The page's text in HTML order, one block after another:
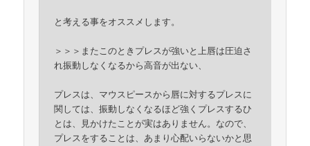
と考える事をオススメします。
＞＞＞またこのときプレスが強いと上唇は圧迫さ
れ振動しなくなるから高音が出ない、
プレスは、マウスピースから唇に対するプレスに
関しては、振動しなくなるほど強くプレスするひ
とは、見かけたことが実はありません。なので、
プレスをすることは、あまり心配いらないかと思